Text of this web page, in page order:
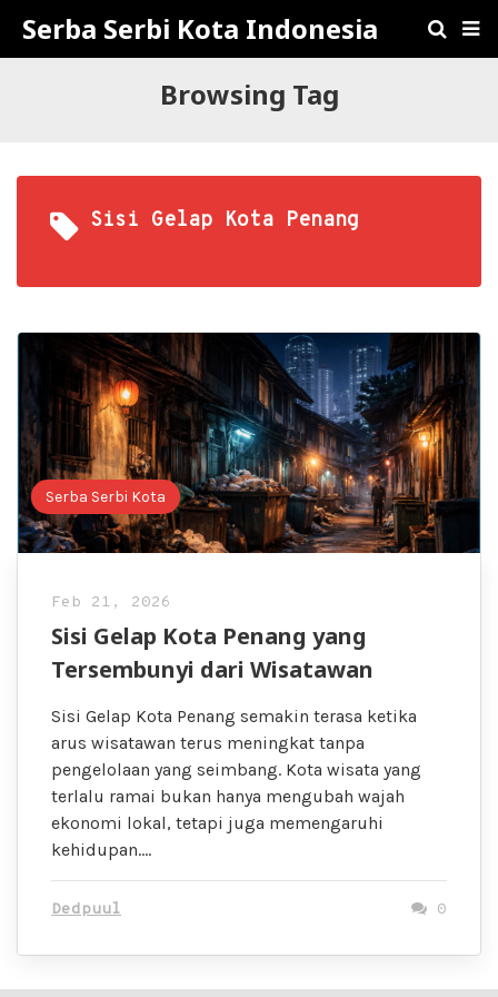
Serba Serbi Kota Indonesia
Browsing Tag
Sisi Gelap Kota Penang
Serba Serbi Kota
Feb 21, 2026
Sisi Gelap Kota Penang yang
Tersembunyi dari Wisatawan
Sisi Gelap Kota Penang semakin terasa ketika
arus wisatawan terus meningkat tanpa
pengelolaan yang seimbang. Kota wisata yang
terlalu ramai bukan hanya mengubah wajah
ekonomi lokal, tetapi juga memengaruhi
kehidupan….
Dedpuul 0